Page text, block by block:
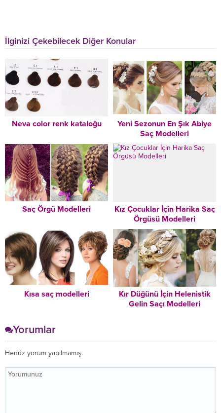
İlginizi Çekebilecek Diğer Konular
Neva color renk kataloğu
Yeni Sezonun En Şık Abiye
Saç Modelleri
Saç Örgü Modelleri
Kız Çocuklar İçin Harika Saç
Örgüsü Modelleri
Kısa saç modelleri
Kır Düğünü İçin Helenistik
Gelin Saçı Modelleri
Yorumlar
Henüz yorum yapılmamış.